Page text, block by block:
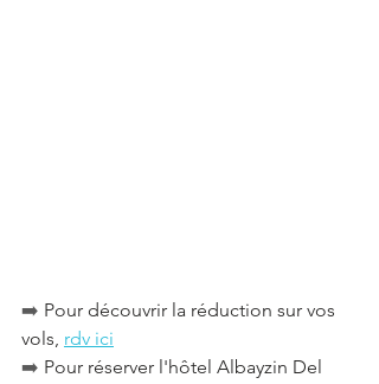
➡️ Pour découvrir la réduction sur vos
vols, rdv ici
➡️ Pour réserver l'hôtel Albayzin Del